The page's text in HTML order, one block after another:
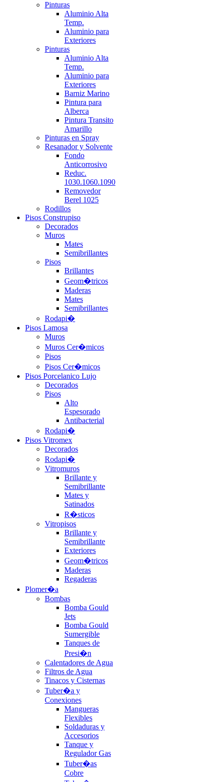
Pinturas
Aluminio Alta
Temp.
Aluminio para
Exteriores
Pinturas
Aluminio Alta
Temp.
Aluminio para
Exteriores
Barniz Marino
Pintura para
Alberca
Pintura Transito
Amarillo
Pinturas en Spray
Resanador y Solvente
Fondo
Anticorrosivo
Reduc.
1030.1060.1090
Removedor
Berel 1025
Rodillos
Pisos Construpiso
Decorados
Muros
Mates
Semibrillantes
Pisos
Brillantes
Geom�tricos
Maderas
Mates
Semibrillantes
Rodapi�
Pisos Lamosa
Muros
Muros Cer�micos
Pisos
Pisos Cer�micos
Pisos Porcelanico Lujo
Decorados
Pisos
Alto
Espesorado
Antibacterial
Rodapi�
Pisos Vitromex
Decorados
Rodapi�
Vitromuros
Brillante y
Semibrillante
Mates y
Satinados
R�sticos
Vitropisos
Brillante y
Semibrillante
Exteriores
Geom�tricos
Maderas
Regaderas
Plomer�a
Bombas
Bomba Gould
Jets
Bomba Gould
Sumergible
Tanques de
Presi�n
Calentadores de Agua
Filtros de Agua
Tinacos y Cisternas
Tuber�a y
Conexiones
Mangueras
Flexibles
Soldaduras y
Accesorios
Tanque y
Regulador Gas
Tuber�as
Cobre